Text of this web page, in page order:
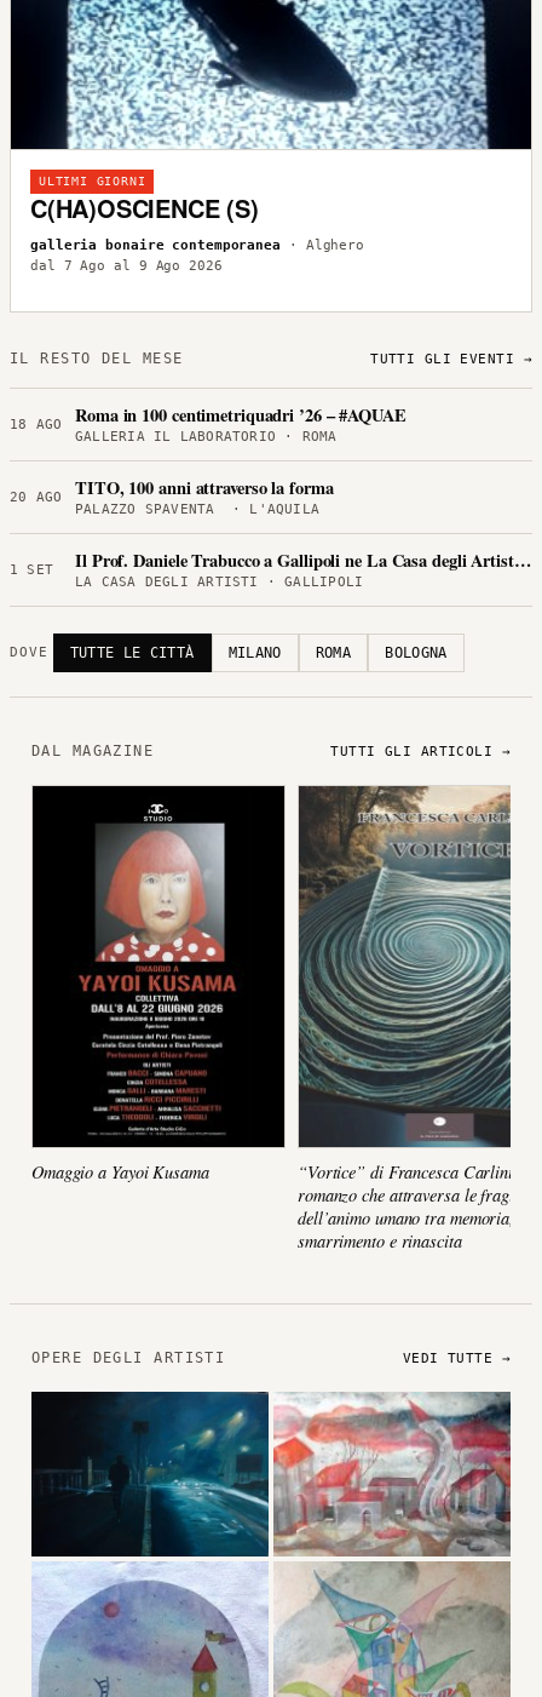
ULTIMI GIORNI
C(HA)OSCIENCE (S)
galleria bonaire contemporanea · Alghero
dal 7 Ago al 9 Ago 2026
IL RESTO DEL MESE TUTTI GLI EVENTI →
18 AGO Roma in 100 centimetriquadri ’26 – #AQUAE
GALLERIA IL LABORATORIO · ROMA
20 AGO TITO, 100 anni attraverso la forma
PALAZZO SPAVENTA · L'AQUILA
1 SET Il Prof. Daniele Trabucco a Gallipoli ne La Casa degli Artisti
LA CASA DEGLI ARTISTI · GALLIPOLI
DOVE TUTTE LE CITTÀ MILANO ROMA BOLOGNA
DAL MAGAZINE TUTTI GLI ARTICOLI →
Omaggio a Yayoi Kusama
“Vortice” di Francesca Carlini, un
romanzo che attraversa le fragilità
dell’animo umano tra memoria,
smarrimento e rinascita
OPERE DEGLI ARTISTI VEDI TUTTE →